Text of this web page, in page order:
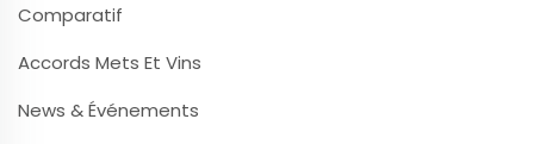
Comparatif
Accords Mets Et Vins
News & Événements